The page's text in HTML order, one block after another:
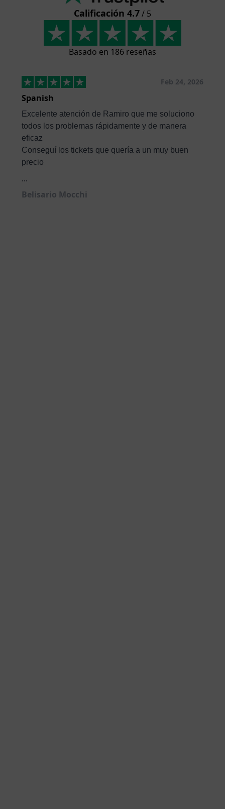
Calificación 4.7/ 5
Basado en 186 reseñas
Feb 24, 2026
Spanish
Excelente atención de Ramiro que me soluciono
todos los problemas rápidamente y de manera
eficaz
Conseguí los tickets que quería a un muy buen
precio
...
Belisario Mocchi